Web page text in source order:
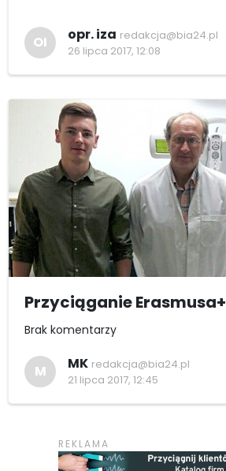
OI opr. iza redakcja@bia24.pl
26 lipca 2017, 12:08
Przyciąganie Erasmusa+
Brak komentarzy
M MK redakcja@bia24.pl
21 lipca 2017, 12:45